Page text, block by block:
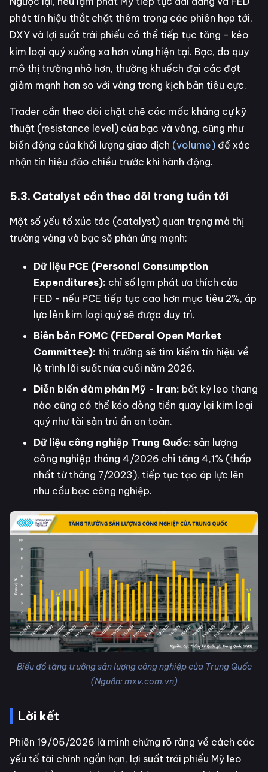
phát tín hiệu thắt chặt thêm trong các phiên họp tới,
DXY và lợi suất trái phiếu có thể tiếp tục tăng - kéo
kim loại quý xuống xa hơn vùng hiện tại. Bạc, do quy
mô thị trường nhỏ hơn, thường khuếch đại các đợt
giảm mạnh hơn so với vàng trong kịch bản tiêu cực.
Trader cần theo dõi chặt chẽ các mốc kháng cự kỹ
thuật (resistance level) của bạc và vàng, cũng như
biến động của khối lượng giao dịch (volume) để xác
nhận tín hiệu đảo chiều trước khi hành động.
5.3. Catalyst cần theo dõi trong tuần tới
Một số yếu tố xúc tác (catalyst) quan trọng mà thị
trường vàng và bạc sẽ phản ứng mạnh:
Dữ liệu PCE (Personal Consumption
Expenditures): chỉ số lạm phát ưa thích của
FED - nếu PCE tiếp tục cao hơn mục tiêu 2%, áp
lực lên kim loại quý sẽ được duy trì.
Biên bản FOMC (FEDeral Open Market
Committee): thị trường sẽ tìm kiếm tín hiệu về
lộ trình lãi suất nửa cuối năm 2026.
Diễn biến đàm phán Mỹ - Iran: bất kỳ leo thang
nào cũng có thể kéo dòng tiền quay lại kim loại
quý như tài sản trú ẩn an toàn.
Dữ liệu công nghiệp Trung Quốc: sản lượng
công nghiệp tháng 4/2026 chỉ tăng 4,1% (thấp
nhất từ tháng 7/2023), tiếp tục tạo áp lực lên
nhu cầu bạc công nghiệp.
Biểu đồ tăng trưởng sản lượng công nghiệp của Trung Quốc
(Nguồn: mxv.com.vn)
Lời kết
Phiên 19/05/2026 là minh chứng rõ ràng về cách các
yếu tố tài chính ngắn hạn, lợi suất trái phiếu Mỹ leo